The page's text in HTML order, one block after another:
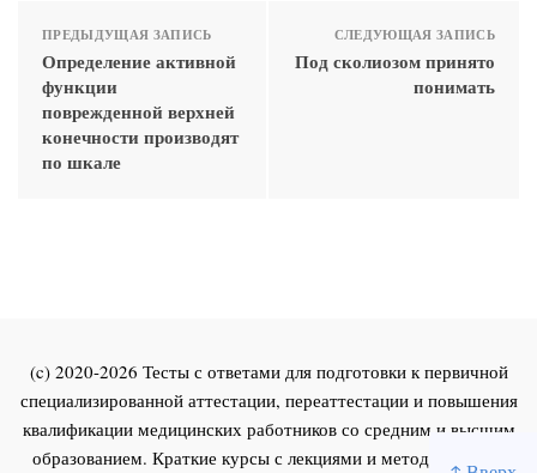
ПРЕДЫДУЩАЯ ЗАПИСЬ
Определение активной
функции
поврежденной верхней
конечности производят
по шкале
СЛЕДУЮЩАЯ ЗАПИСЬ
Под сколиозом принято
понимать
(c) 2020-2026 Тесты с ответами для подготовки к первичной
специализированной аттестации, переаттестации и повышения
квалификации медицинских работников со средним и высшим
образованием. Краткие курсы с лекциями и методическими